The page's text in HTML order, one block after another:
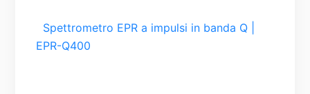
EPR-Q400